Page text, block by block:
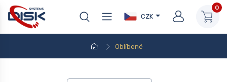
CZK
0
Oblíbené